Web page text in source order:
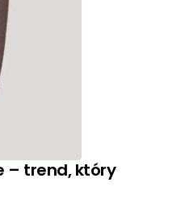
– trend, który